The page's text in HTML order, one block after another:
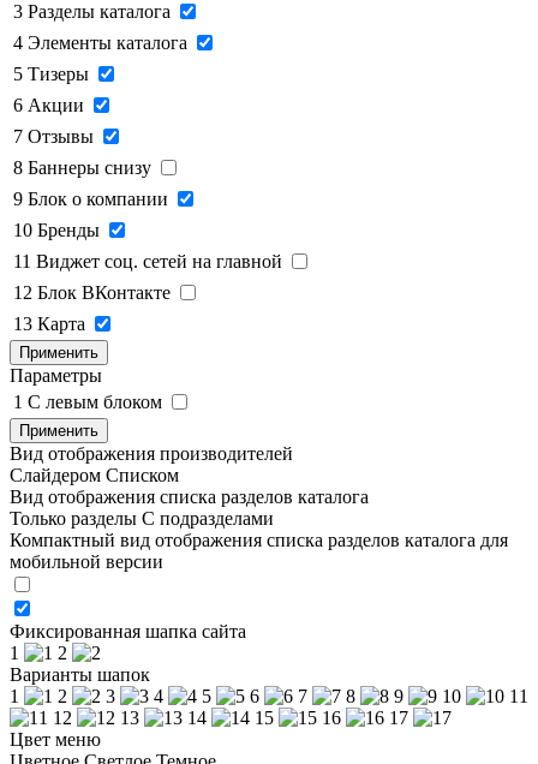
3 Разделы каталога
4 Элементы каталога
5 Тизеры
6 Акции
7 Отзывы
8 Баннеры снизу
9 Блок о компании
10 Бренды
11 Виджет соц. сетей на главной
12 Блок ВКонтакте
13 Карта
Применить
Параметры
1 C левым блоком
Применить
Вид отображения производителей
Слайдером Списком
Вид отображения списка разделов каталога
Только разделы С подразделами
Компактный вид отображения списка разделов каталога для
мобильной версии
Фиксированная шапка сайта
1
2
Варианты шапок
1
2 3 4 5 6 7 8 9 10
11
12
13 14 15 16
17
Цвет меню